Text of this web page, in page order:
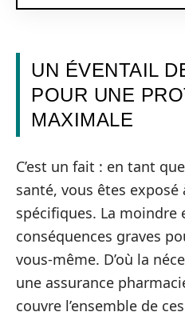
UN ÉVENTAIL
POUR UNE
MAXIMALE
C’est un fait : en tant
santé, vous êtes exposé
spécifiques. La moindre
conséquences graves
vous-même. D’où la
une assurance
couvre l’ensemble de